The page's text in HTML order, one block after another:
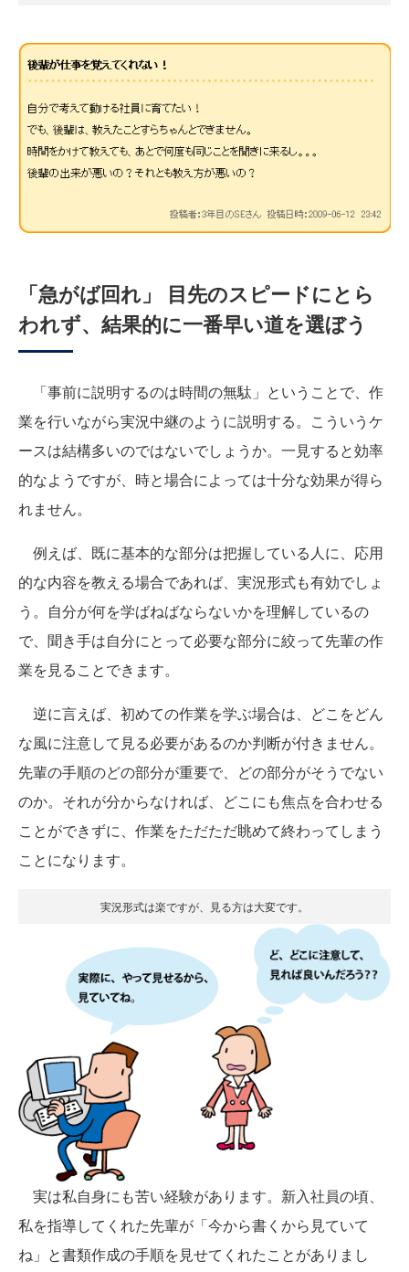
「急がば回れ」 目先のスピードにとら
われず、結果的に一番早い道を選ぼう
「事前に説明するのは時間の無駄」ということで、作
業を行いながら実況中継のように説明する。こういうケ
ースは結構多いのではないでしょうか。一見すると効率
的なようですが、時と場合によっては十分な効果が得ら
れません。
例えば、既に基本的な部分は把握している人に、応用
的な内容を教える場合であれば、実況形式も有効でしょ
う。自分が何を学ばねばならないかを理解しているの
で、聞き手は自分にとって必要な部分に絞って先輩の作
業を見ることできます。
逆に言えば、初めての作業を学ぶ場合は、どこをどん
な風に注意して見る必要があるのか判断が付きません。
先輩の手順のどの部分が重要で、どの部分がそうでない
のか。それが分からなければ、どこにも焦点を合わせる
ことができずに、作業をただただ眺めて終わってしまう
ことになります。
実況形式は楽ですが、見る方は大変です。
実は私自身にも苦い経験があります。新入社員の頃、
私を指導してくれた先輩が「今から書くから見ていて
ね」と書類作成の手順を見せてくれたことがありまし